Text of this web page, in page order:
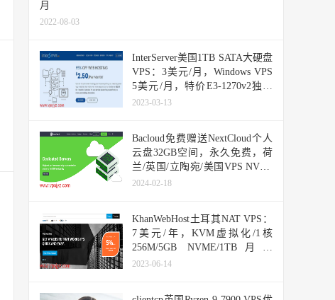
月
2022-08-03
InterServer美国1TB SATA大硬盘
VPS：3美元/月，Windows VPS
5美元/月，特价E3-1270v2独立
服务器49美元/月
2023-03-13
Bacloud免费赠送NextCloud个人
云盘32GB空间，永久免费，荷
兰/英国/立陶宛/美国VPS NVMe
VPS优惠促销中
2024-02-18
KhanWebHost土耳其NAT VPS：
7美元/年，KVM虚拟化/1核
256M/5GB NVME/1TB月流
量/1Gbps带宽，支持支付宝
2023-06-14